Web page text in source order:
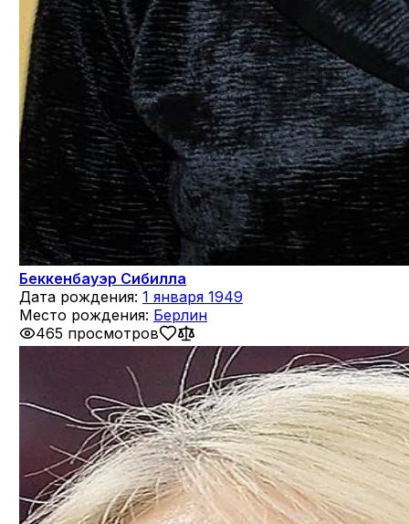
Беккенбауэр Сибилла
Дата рождения: 1 января 1949
Место рождения: Берлин
465 просмотров